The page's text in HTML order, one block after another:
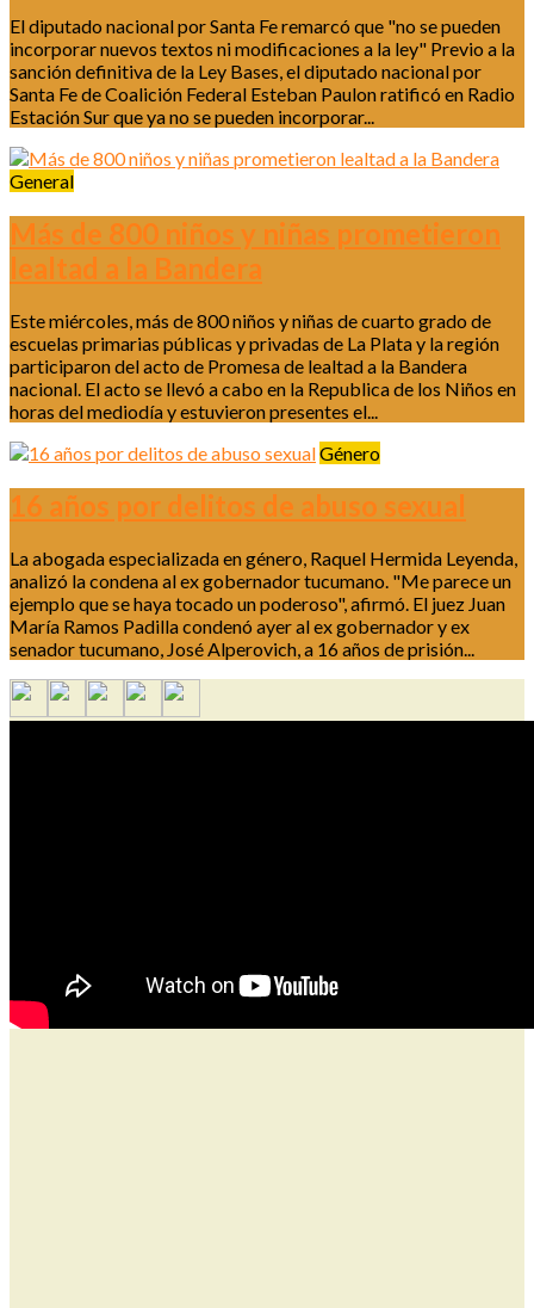
El diputado nacional por Santa Fe remarcó que "no se pueden
incorporar nuevos textos ni modificaciones a la ley" Previo a la
sanción definitiva de la Ley Bases, el diputado nacional por
Santa Fe de Coalición Federal Esteban Paulon ratificó en Radio
Estación Sur que ya no se pueden incorporar...
General
Más de 800 niños y niñas prometieron
lealtad a la Bandera
Este miércoles, más de 800 niños y niñas de cuarto grado de
escuelas primarias públicas y privadas de La Plata y la región
participaron del acto de Promesa de lealtad a la Bandera
nacional. El acto se llevó a cabo en la Republica de los Niños en
horas del mediodía y estuvieron presentes el...
Género
16 años por delitos de abuso sexual
La abogada especializada en género, Raquel Hermida Leyenda,
analizó la condena al ex gobernador tucumano. "Me parece un
ejemplo que se haya tocado un poderoso", afirmó. El juez Juan
María Ramos Padilla condenó ayer al ex gobernador y ex
senador tucumano, José Alperovich, a 16 años de prisión...